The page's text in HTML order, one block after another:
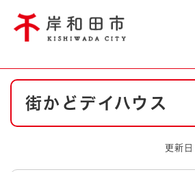
やさしい日本語
防災・緊急情報
ハザードマップ
本
街かどデイハウス
更新